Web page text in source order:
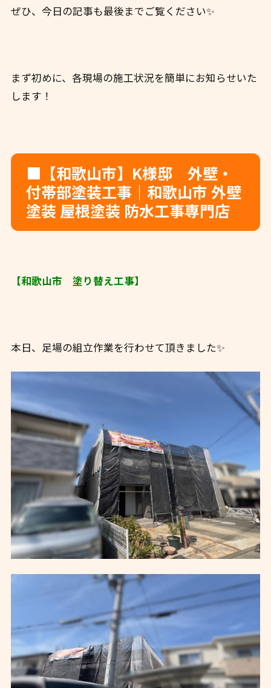
ぜひ、今日の記事も最後までご覧ください✨
まず初めに、各現場の施工状況を簡単にお知らせいた
します！
■【和歌山市】K様邸 外壁・
付帯部塗装工事｜和歌山市 外壁
塗装 屋根塗装 防水工事専門店
【和歌山市 塗り替え工事】
本日、足場の組立作業を行わせて頂きました✨